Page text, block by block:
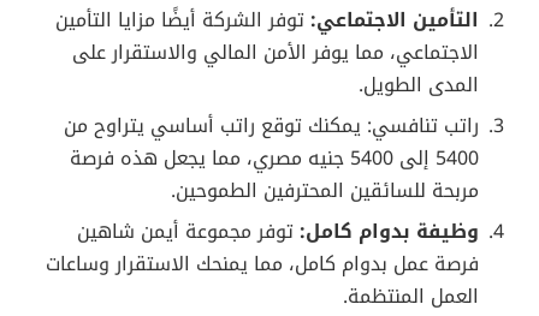
التأمين الاجتماعي: توفر الشركة أيضًا مزايا التأمين
الاجتماعي، مما يوفر الأمن المالي والاستقرار على
المدى الطويل.
راتب تنافسي: يمكنك توقع راتب أساسي يتراوح من
5400 إلى 5400 جنيه مصري، مما يجعل هذه فرصة
مربحة للسائقين المحترفين الطموحين.
وظيفة بدوام كامل: توفر مجموعة أيمن شاهين
فرصة عمل بدوام كامل، مما يمنحك الاستقرار وساعات
العمل المنتظمة.